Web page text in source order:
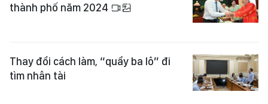
thành phố năm 2024
Thay đổi cách làm, “quẩy ba lô” đi
tìm nhân tài